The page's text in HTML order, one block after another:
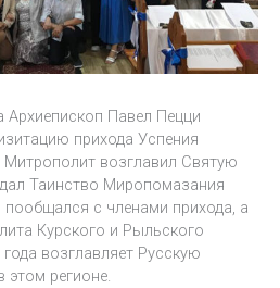
Архиепископ Павел Пецци
прихода Успения
возглавил Святую
Таинство Миропомазания
с членами прихода, а
Курского и Рыльского
возглавляет Русскую
регионе.